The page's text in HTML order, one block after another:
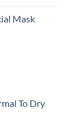
Mask
To Dry